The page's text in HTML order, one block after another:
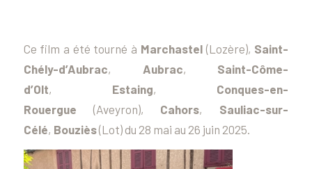
Ce film a été tourné à Marchastel(Lozère), Saint-
Chély-d’Aubrac, Aubrac, Saint-Côme-
d’Olt, Estaing, Conques-en-
Rouergue (Aveyron), Cahors, Sauliac-sur-
Célé, Bouziès(Lot) du 28 mai au 26 juin 2025.